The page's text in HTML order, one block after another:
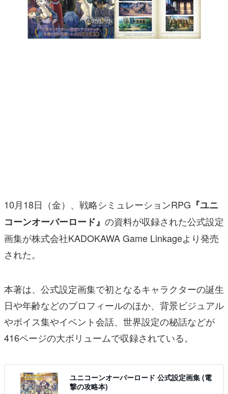
マンガ
女性向け
10月18日（金）、戦略シミュレーションRPG 『ユニ
コーンオーバーロード』 の資料が収録された公式設定
画集が株式会社KADOKAWA Game Linkageより発売
された。
本著は、公式設定画集で初となるキャラクターの誕生
日や年齢などのプロフィールのほか、背景ビジュアル
やボイス集やイベント会話、世界設定の秘話などが
416ページの大ボリュームで収録されている。
ユニコーンオーバーロード 公式設定画集 (電
撃の攻略本)